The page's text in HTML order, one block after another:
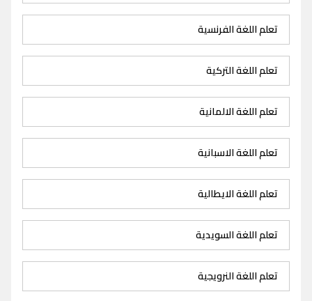
تعلم اللغة الفرنسية
تعلم اللغة التركية
تعلم اللغة الالمانية
تعلم اللغة الاسبانية
تعلم اللغة الايطالية
تعلم اللغة السويدية
تعلم اللغة النرويجية